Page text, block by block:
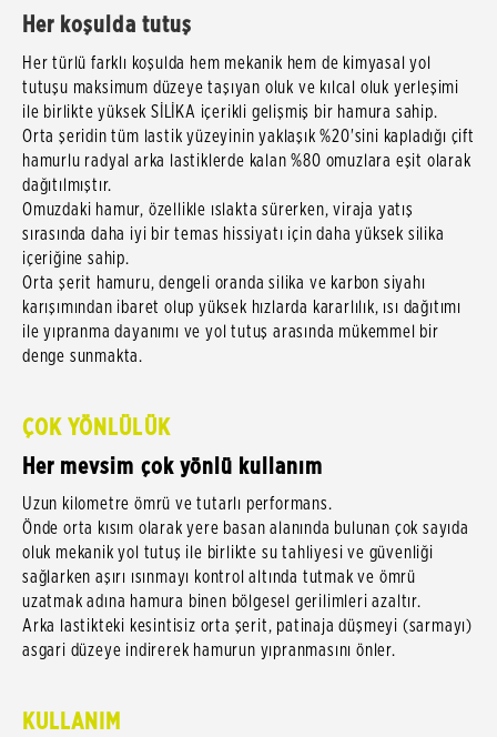
Her koşulda tutuş
Her türlü farklı koşulda hem mekanik hem de kimyasal yol
tutuşu maksimum düzeye taşıyan oluk ve kılcal oluk yerleşimi
ile birlikte yüksek SİLİKA içerikli gelişmiş bir hamura sahip.
Orta şeridin tüm lastik yüzeyinin yaklaşık %20'sini kapladığı çift
hamurlu radyal arka lastiklerde kalan %80 omuzlara eşit olarak
dağıtılmıştır.
Omuzdaki hamur, özellikle ıslakta sürerken, viraja yatış
sırasında daha iyi bir temas hissiyatı için daha yüksek silika
içeriğine sahip.
Orta şerit hamuru, dengeli oranda silika ve karbon siyahı
karışımından ibaret olup yüksek hızlarda kararlılık, ısı dağıtımı
ile yıpranma dayanımı ve yol tutuş arasında mükemmel bir
denge sunmakta.
ÇOK YÖNLÜLÜK
Her mevsim çok yönlü kullanım
Uzun kilometre ömrü ve tutarlı performans.
Önde orta kısım olarak yere basan alanında bulunan çok sayıda
oluk mekanik yol tutuş ile birlikte su tahliyesi ve güvenliği
sağlarken aşırı ısınmayı kontrol altında tutmak ve ömrü
uzatmak adına hamura binen bölgesel gerilimleri azaltır.
Arka lastikteki kesintisiz orta şerit, patinaja düşmeyi (sarmayı)
asgari düzeye indirerek hamurun yıpranmasını önler.
KULLANIM